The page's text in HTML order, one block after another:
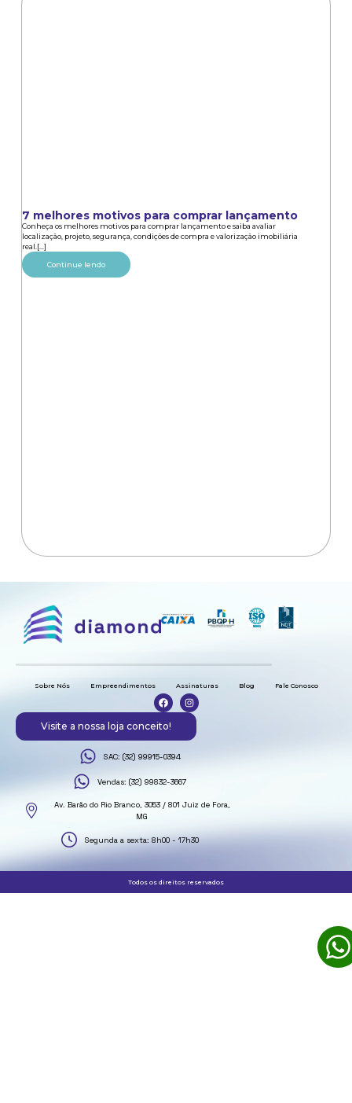
7 melhores motivos para comprar lançamento
Conheça os melhores motivos para comprar lançamento e saiba avaliar
localização, projeto, segurança, condições de compra e valorização imobiliária
real.[...]
Continue lendo
Sobre Nós Empreendimentos Assinaturas Blog Fale Conosco
Visite a nossa loja conceito!
SAC: (32) 99915-0394
Vendas: (32) 99832-3667
Av. Barão do Rio Branco, 3053 / 801 Juiz de Fora,
MG
Segunda a sexta: 8h00 - 17h30
Todos os direitos reservados